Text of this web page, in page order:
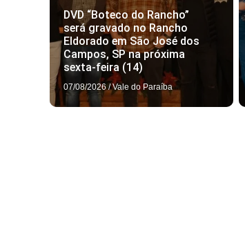
DVD “Boteco do Rancho”
será gravado no Rancho
Eldorado em São José dos
Campos, SP na próxima
sexta-feira (14)
07/08/2026 / Vale do Paraíba